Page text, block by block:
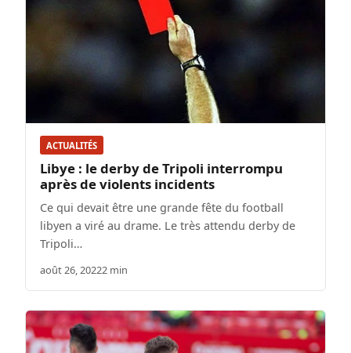
ACTUALITÉS
Libye : le derby de Tripoli interrompu
après de violents incidents
Ce qui devait être une grande fête du football
libyen a viré au drame. Le très attendu derby de
Tripoli…
août 26, 20222 min